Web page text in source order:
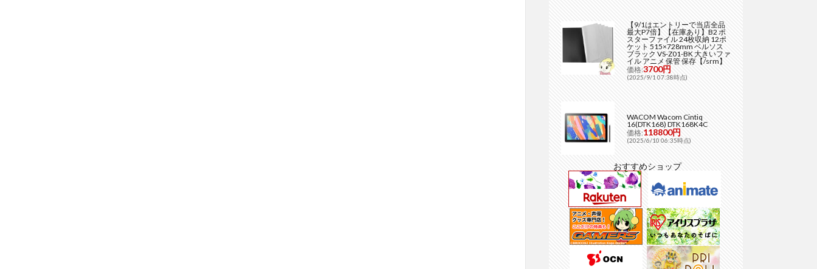
【9/1はエントリーで当店全品
最大P7倍】【在庫あり】B2 ポ
スターファイル 24枚収納 12ポ
ケット 515×728mm ベルソス
ブラック VS-Z01-BK 大きいファ
イル アニメ 保管 保存【/srm】
価格:3700円
(2025/9/1 07:38時点)
WACOM Wacom Cintiq
16(DTK168) DTK168K4C
価格:118800円
(2025/6/10 06:35時点)
おすすめショップ